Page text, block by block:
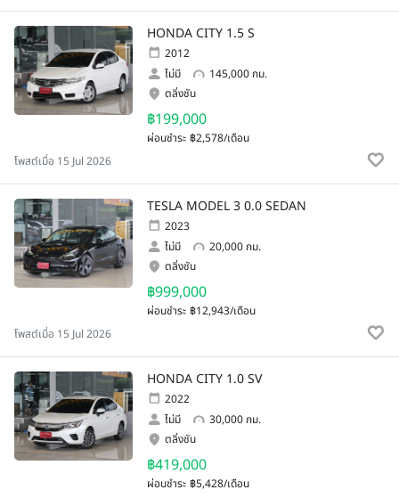
HONDA CITY 1.5 S
2012
ไม่มี
145,000 กม.
฿199,000
ผ่อนชำระ ฿2,578/เดือน
ตลิ่งชัน
โพสต์เมื่อ 15 Jul 2026
TESLA MODEL 3 0.0 SEDAN
2023
ไม่มี
20,000 กม.
฿999,000
ผ่อนชำระ ฿12,943/เดือน
ตลิ่งชัน
โพสต์เมื่อ 15 Jul 2026
HONDA CITY 1.0 SV
2022
ไม่มี
30,000 กม.
฿419,000
ผ่อนชำระ ฿5,428/เดือน
ตลิ่งชัน